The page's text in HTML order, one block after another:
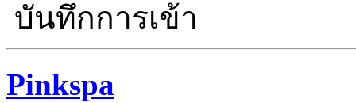
บันทึกการเข้า
Pinkspa